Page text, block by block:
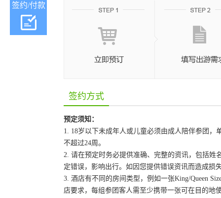
签约/付款
签约方式
预定须知：
1. 18岁以下未成年人或儿童必须由成人陪伴参团
不超过24周。
2. 请在预定时务必提供准确、完整的资讯，包括
定错误，影响出行。如因您提供错误资讯而造成损
3. 酒店有不同的房间类型，例如一张King/Queen
店要求，每组参团客人需至少携带一张可在目的地